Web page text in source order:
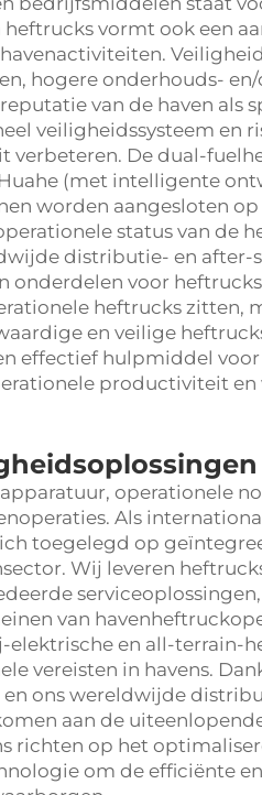
vormt ook een
hogere onderhouds-
van de haven als
veiligheidssysteem en
De dual-
(met intelligente
worden aangesloten
status van de
distributie- en after-
onderdelen voor
heftrucks zitten,
en veilige
effectief hulpmiddel
productiviteit
operationele
Als
toegelegd op
Wij leveren
van
en all-terrain-
vereisten in havens.
en ons wereldwijde
aan de
richten op het
om de efficiënte